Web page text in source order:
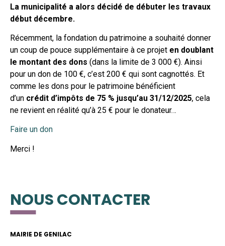
La municipalité a alors décidé de débuter les travaux
début décembre.
Récemment, la fondation du patrimoine a souhaité donner
un coup de pouce supplémentaire à ce projet en doublant
le montant des dons (dans la limite de 3 000 €). Ainsi
pour un don de 100 €, c’est 200 € qui sont cagnottés. Et
comme les dons pour le patrimoine bénéficient
d’un crédit d’impôts de 75 % jusqu’au 31/12/2025, cela
ne revient en réalité qu’à 25 € pour le donateur…
Faire un don
Merci !
NOUS CONTACTER
MAIRIE DE GENILAC